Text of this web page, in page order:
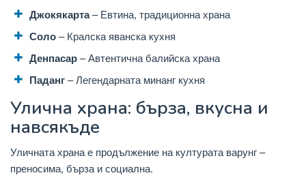
Джокякарта– Евтина, традиционна храна
Соло– Кралска яванска кухня
Денпасар– Автентична балийска храна
Паданг– Легендарната минанг кухня
Улична храна: бърза, вкусна и
навсякъде
Уличната храна е продължение на културата варунг –
преносима, бърза и социална.